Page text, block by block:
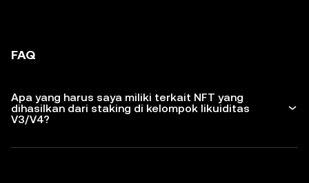
FAQ
Apa yang harus saya miliki terkait NFT yang
dihasilkan dari staking di kelompok likuiditas
V3/V4?